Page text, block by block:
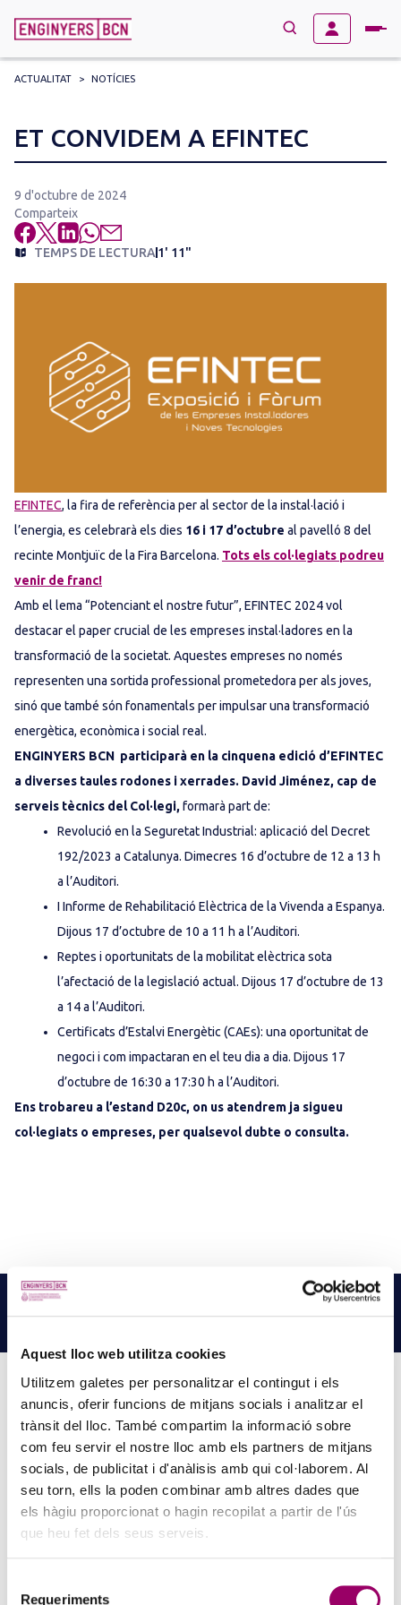
Aquest lloc web utilitza cookies
Utilitzem galetes per personalitzar el contingut i els
anuncis, oferir funcions de mitjans socials i analitzar el
trànsit del lloc. També compartim la informació sobre
com feu servir el nostre lloc amb els partners de mitjans
socials, de publicitat i d'anàlisis amb qui col·laborem. Al
seu torn, ells la poden combinar amb altres dades que
els hàgiu proporcionat o hagin recopilat a partir de l'ús
que heu fet dels seus serveis.
Requeriments
for:
ACTUALITAT > NOTÍCIES
ET CONVIDEM A EFINTEC
9 d'octubre de 2024
Comparteix
TEMPS DE LECTURA 1' 11"
EFINTEC, la fira de referència per al sector de la instal·lació i
l’energia, es celebrarà els dies 16 i 17 d’octubre al pavelló 8 del
recinte Montjuïc de la Fira Barcelona. Tots els col·legiats podreu
venir de franc!
Amb el lema “Potenciant el nostre futur”, EFINTEC 2024 vol
destacar el paper crucial de les empreses instal·ladores en la
transformació de la societat. Aquestes empreses no només
representen una sortida professional prometedora per als joves,
sinó que també són fonamentals per impulsar una transformació
energètica, econòmica i social real.
ENGINYERS BCN participarà en la cinquena edició d’EFINTEC
a diverses taules rodones i xerrades. David Jiménez, cap de
serveis tècnics del Col·legi,formarà part de:
Revolució en la Seguretat Industrial: aplicació del Decret
192/2023 a Catalunya. Dimecres 16 d’octubre de 12 a 13 h
a l’Auditori.
I Informe de Rehabilitació Elèctrica de la Vivenda a Espanya.
Dijous 17 d’octubre de 10 a 11 h a l’Auditori.
Reptes i oportunitats de la mobilitat elèctrica sota
l’afectació de la legislació actual. Dijous 17 d’octubre de 13
a 14 a l’Auditori.
Certificats d’Estalvi Energètic (CAEs): una oportunitat de
negoci i com impactaran en el teu dia a dia. Dijous 17
d’octubre de 16:30 a 17:30 h a l’Auditori.
Ens trobareu a l’estand D20c, on us atendrem ja sigueu
col·legiats o empreses, per qualsevol dubte o consulta.
NOTÍCIES
PINZELLS A PUNT? PARTICIPA AL CONCURS DE
PINTURA DEL COL·LEGI
5 d'agost de 2026
La creativitat torna a ser protagonista amb el Concurs de Pintura de
la Comissió d’Acció Social del Col·legi. Si t’agrada expressar-te a
través de l’art i vols compartir la teva…